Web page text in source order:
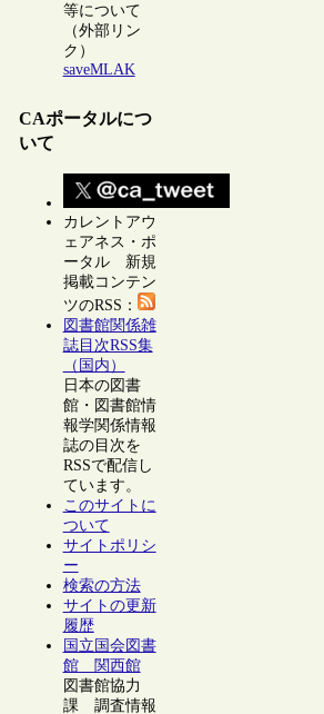
等について
（外部リン
ク）
saveMLAK
CAポータルにつ
いて
カレントアウ
ェアネス・ポ
ータル 新規
掲載コンテン
ツのRSS：
図書館関係雑
誌目次RSS集
（国内）
日本の図書
館・図書館情
報学関係情報
誌の目次を
RSSで配信し
ています。
このサイトに
ついて
サイトポリシ
ー
検索の方法
サイトの更新
履歴
国立国会図書
館 関西館
図書館協力
課 調査情報